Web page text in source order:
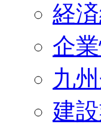
経
企
九
建